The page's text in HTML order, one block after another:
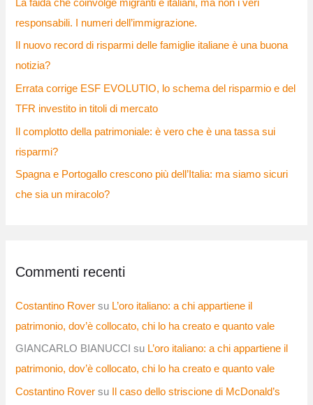
La faida che coinvolge migranti e italiani, ma non i veri
responsabili. I numeri dell’immigrazione.
Il nuovo record di risparmi delle famiglie italiane è una buona
notizia?
Errata corrige ESF EVOLUTIO, lo schema del risparmio e del
TFR investito in titoli di mercato
Il complotto della patrimoniale: è vero che è una tassa sui
risparmi?
Spagna e Portogallo crescono più dell’Italia: ma siamo sicuri
che sia un miracolo?
Commenti recenti
Costantino Rover su L’oro italiano: a chi appartiene il
patrimonio, dov’è collocato, chi lo ha creato e quanto vale
GIANCARLO BIANUCCI su L’oro italiano: a chi appartiene il
patrimonio, dov’è collocato, chi lo ha creato e quanto vale
Costantino Rover su
Il caso dello striscione di McDonald’s